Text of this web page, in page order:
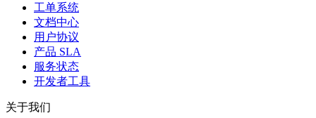
工单系统
文档中心
用户协议
产品 SLA
服务状态
开发者工具
关于我们